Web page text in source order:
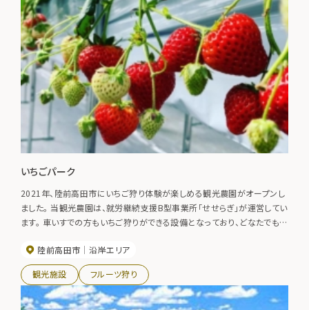
いちごパーク
2021年、陸前高田市にいちご狩り体験が楽しめる観光農園がオープンし
ました。 当観光農園は、就労継続支援B型事業所「せせらぎ」が運営してい
ます。 車いすでの方もいちご狩りができる設備となっており、どなたでもい
い。 陸前高田市 沿岸エリア
観光施設 フルーツ狩り